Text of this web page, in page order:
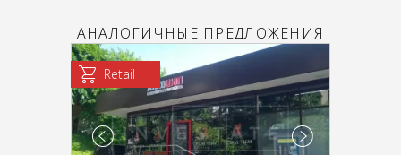
АНАЛОГИЧНЫЕ ПРЕДЛОЖЕНИЯ
Retail